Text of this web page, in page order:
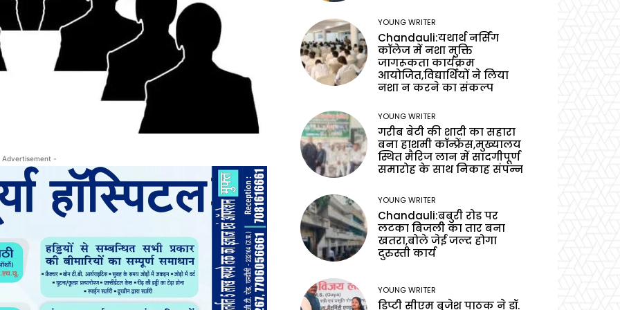
-
YOUNG WRITER
Chandauli:यथार्थ नर्सिंग
कॉलेज में नशा मुक्ति
जागरूकता कार्यक्रम
आयोजित,विद्यार्थियों ने लिया
नशा न करने का संकल्प
YOUNG WRITER
गरीब बेटी की शादी का सहारा
बना हाशमी कॉन्फ्रेंस,मुख्यालय
स्थित मैरिज लान में सादगीपूर्ण
समारोह के साथ निकाह संपन्न
YOUNG WRITER
Chandauli:बबुरी रोड पर
लटका बिजली का तार बना
खतरा,बोले जेई जल्द होगा
दुरुस्ती कार्य
YOUNG WRITER
डिप्टी सीएम बृजेश पाठक ने डॉ.